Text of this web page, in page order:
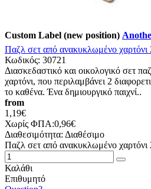
Custom Label (new position)
Παζλ σετ από ανακυκλωμένο χαρτόνι
Κωδικός: 30721
Διασκεδαστικό και οικολογικό σετ
χαρτόνι, που περιλαμβάνει 2
το καθένα. Ένα δημιουργικό παιχνί..
from
1,19€
Χωρίς ΦΠΑ:0,96€
Διαθεσιμότητα: Διαθέσιμο
Παζλ σετ από ανακυκλωμένο χαρτόνι
Καλάθι
Επιθυμητό